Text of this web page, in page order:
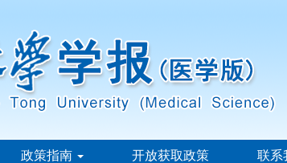
政策指南 开放获取政策 联系